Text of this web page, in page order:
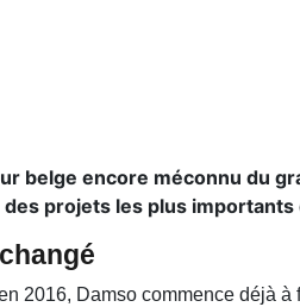
belge encore méconnu du
projets les plus
2016, Damso commence déjà